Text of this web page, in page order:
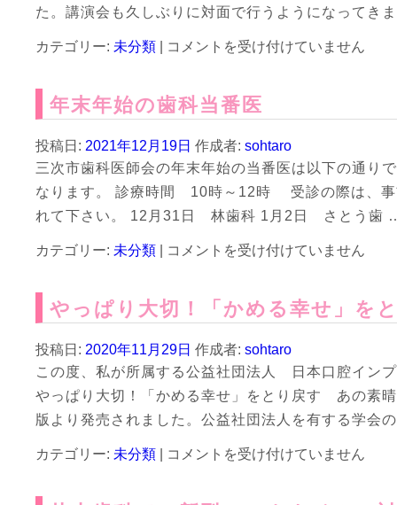
は
医
修
は
に
る
証
確
認
を
開
始
し
し
た。講演会も久しぶりに対面で行うようになってき
カテゴリー: 未分類
学
動、
講
演
会
活
動
が
活
き
ま
し
た。
は
コメントを受け付けていません
年末年始の歯科当番医
投稿日: 2021年12月19日 作成者: sohtaro
三次市歯科医師会の年末年始の当番医は以下の通り
なります。 診療時間 10時～12時 受診の際は、事
れて下さい。 12月31日 林歯科 1月2日 さとう歯
カテゴリー: 未分類
年
始
の
歯
科
当
番
医
コメントを受け付けていません
やっぱり大切！「かめる幸せ」を
投稿日: 2020年11月29日 作成者: sohtaro
この度、私が所属する公益社団法人 日本口腔イン
やっぱり大切！「かめる幸せ」をとり戻す あの素
版より発売されました。公益社団法人を有する学会
カテゴリー: 未分類
や
コメントを受け付けていません